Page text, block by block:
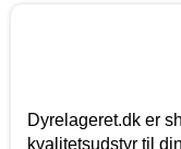
Dyrelageret.dk er
kvalitetsudstyr til